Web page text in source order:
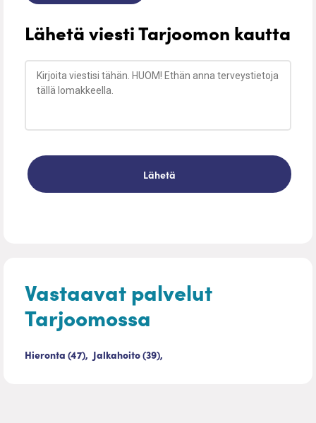
Vastaavat palvelut
Tarjoomossa
Hieronta (47), Jalkahoito (39),
Lähetä viesti Tarjoomon kautta